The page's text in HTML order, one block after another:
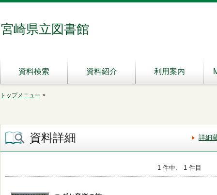
宮崎県立図書館
資料検索 資料紹介 利用案内
トップメニュー >
資料詳細 詳細
1 件中、 1 件目